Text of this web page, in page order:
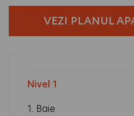
VEZI PLANUL
Nivel 1
1. Baie